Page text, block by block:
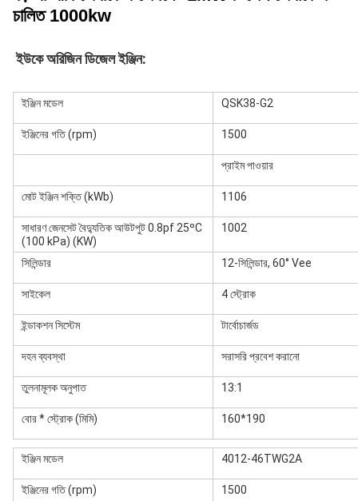
চালিত 1000kw
ইউকে অরিজিন ডিজেল ইঞ্জিন:
ইঞ্জিন মডেল QSK38-G2
ইঞ্জিনের গতি (rpm) 1500
প্রাইম পাওয়ার
মোট ইঞ্জিন শক্তি (kWb) 1106
সাধারণ জেনসেট বৈদ্যুতিক আউটপুট 0.8pf 25ºC
(100 kPa) (KW)
1002
সিলিন্ডার 12-সিলিন্ডার, 60° Vee
সাইকেল 4 স্ট্রোক
ইন্ডাকশন সিস্টেম টার্বোচার্জড
দহন ব্যবস্থা সরাসরি প্রবেশ করানো
তুলনামূলক অনুপাত 13:1
বোর * স্ট্রোক (মিমি) 160*190
ইঞ্জিন মডেল 4012-46TWG2A
ইঞ্জিনের গতি (rpm) 1500